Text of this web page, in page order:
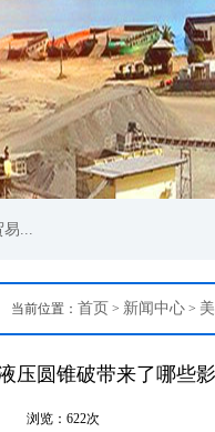
当前位置： 首页 > 新闻中心 >
压圆锥破带来了哪些
浏览： 622次